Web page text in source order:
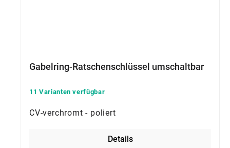
Gabelring-Ratschenschlüssel umschaltbar
11 Varianten verfügbar
CV-verchromt - poliert
Details